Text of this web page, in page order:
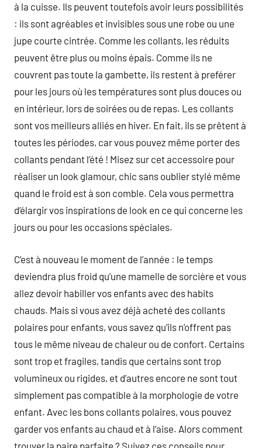
à la cuisse. Ils peuvent toutefois avoir leurs possibilités
: ils sont agréables et invisibles sous une robe ou une
jupe courte cintrée. Comme les collants, les réduits
peuvent être plus ou moins épais. Comme ils ne
couvrent pas toute la gambette, ils restent à preférer
pour les jours où les températures sont plus douces ou
en intérieur, lors de soirées ou de repas. Les collants
sont vos meilleurs alliés en hiver. En fait, ils se prêtent à
toutes les périodes, car vous pouvez même porter des
collants pendant l’été ! Misez sur cet accessoire pour
réaliser un look glamour, chic sans oublier stylé même
quand le froid est à son comble. Cela vous permettra
d’élargir vos inspirations de look en ce qui concerne les
jours ou pour les occasions spéciales.
C’est à nouveau le moment de l’année : le temps
deviendra plus froid qu’une mamelle de sorcière et vous
allez devoir habiller vos enfants avec des habits
chauds. Mais si vous avez déjà acheté des collants
polaires pour enfants, vous savez qu’ils n’offrent pas
tous le même niveau de chaleur ou de confort. Certains
sont trop et fragiles, tandis que certains sont trop
volumineux ou rigides, et d’autres encore ne sont tout
simplement pas compatible à la morphologie de votre
enfant. Avec les bons collants polaires, vous pouvez
garder vos enfants au chaud et à l’aise. Alors comment
trouver la paire parfaite ? Suivez ces conseils pour